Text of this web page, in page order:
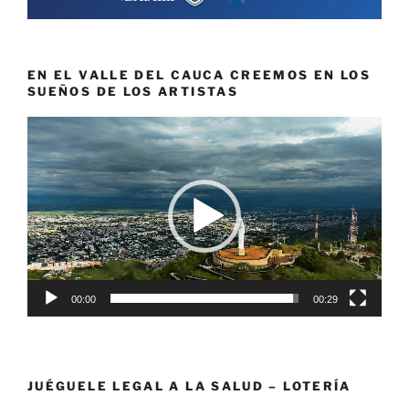
EN EL VALLE DEL CAUCA CREEMOS EN LOS
SUEÑOS DE LOS ARTISTAS
Reproductor
de
vídeo
00:00 00:29
JUÉGUELE LEGAL A LA SALUD – LOTERÍA